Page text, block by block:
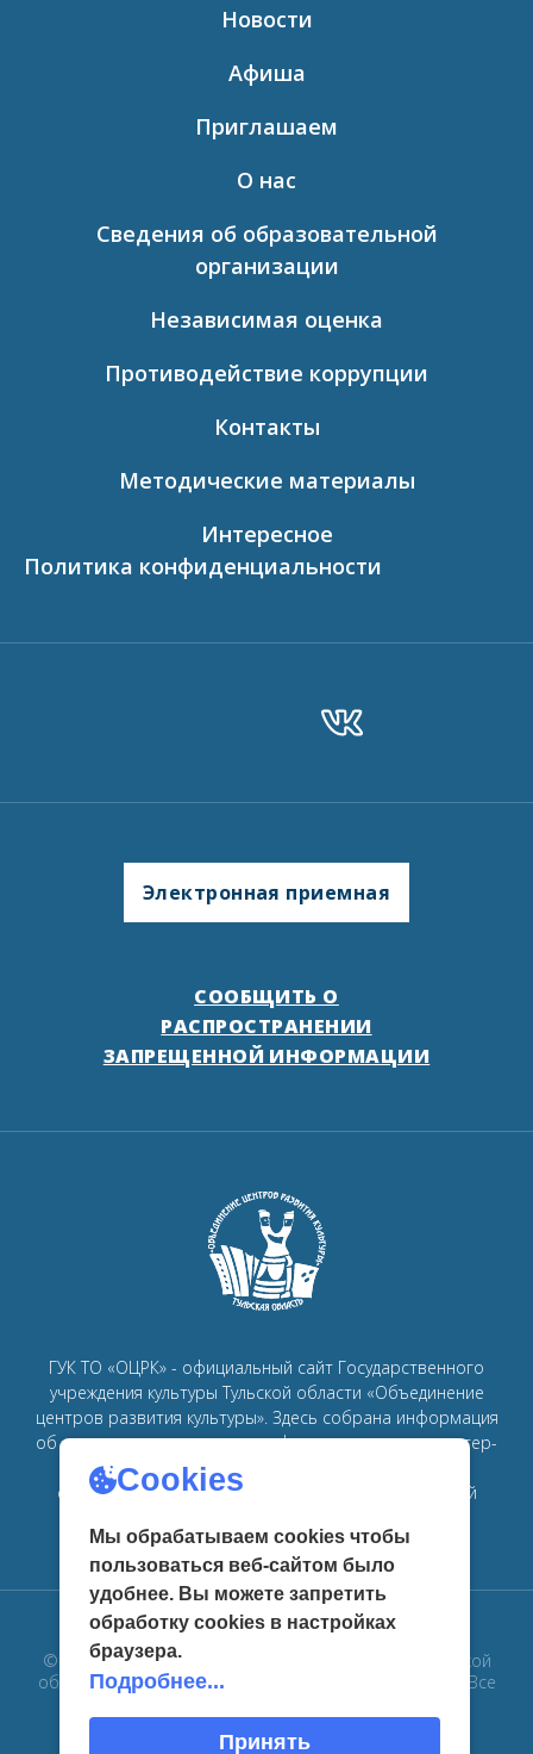
Новости
Афиша
Приглашаем
О нас
Сведения об образовательной
организации
Независимая оценка
Противодействие коррупции
Контакты
Методические материалы
Интересное
Политика конфиденциальности
СООБЩИТЬ О
РАСПРОСТРАНЕНИИ
ЗАПРЕЩЕННОЙ ИНФОРМАЦИИ
Электронная приемная
ГУК ТО «ОЦРК» - официальный сайт Государственного
учреждения культуры Тульской области «Объединение
центров развития культуры». Здесь собрана информация
об основных мероприятиях, афишах, спектаклях, мастер-
классах, семинарах, главных новостях в рамках
объединенияцентров развития культуры в Тульской
© 2019 Государственное учреждение культуры Тульской
области «Объединение центров развития культуры». Все
Cookies
Мы обрабатываем cookies чтобы
пользоваться веб-сайтом было
удобнее. Вы можете запретить
обработку сookies в настройках
браузера.
Подробнее...
Принять